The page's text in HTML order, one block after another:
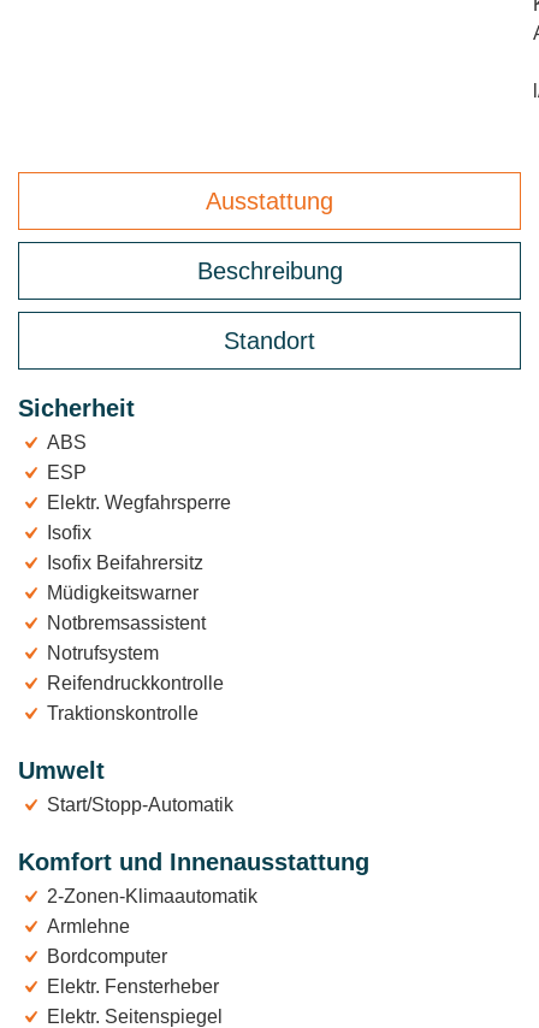
Ausstattung
Beschreibung
Standort
Sicherheit
ABS
ESP
Elektr. Wegfahrsperre
Isofix
Isofix Beifahrersitz
Müdigkeitswarner
Notbremsassistent
Notrufsystem
Reifendruckkontrolle
Traktionskontrolle
Umwelt
Start/Stopp-Automatik
Komfort und Innenausstattung
2-Zonen-Klimaautomatik
Armlehne
Bordcomputer
Elektr. Fensterheber
Elektr. Seitenspiegel